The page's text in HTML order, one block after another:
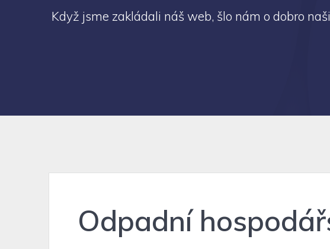
Když jsme zakládali náš web, šlo nám o dobro
Odpadní